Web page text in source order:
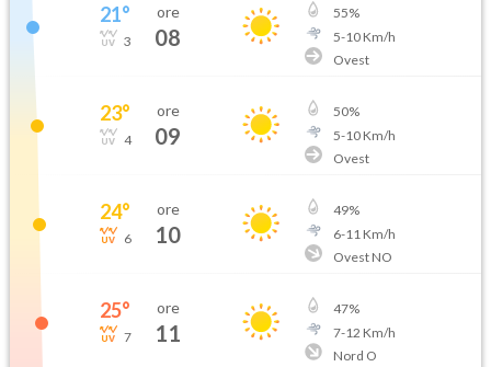
21°
3
ore
08
55%
5-10Km/h
Ovest
23°
4
ore
09
50%
5-10Km/h
Ovest
24°
6
ore
10
49%
6-11 Km/h
Ovest NO
25°
7
ore
11
47%
7-12 Km/h
Nord O